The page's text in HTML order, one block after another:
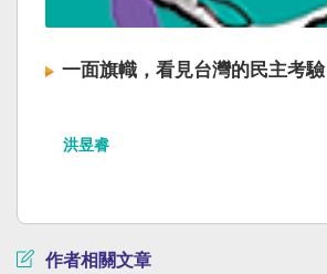
一面旗幟，看見台灣的民主考驗
洪昱睿
作者相關文章